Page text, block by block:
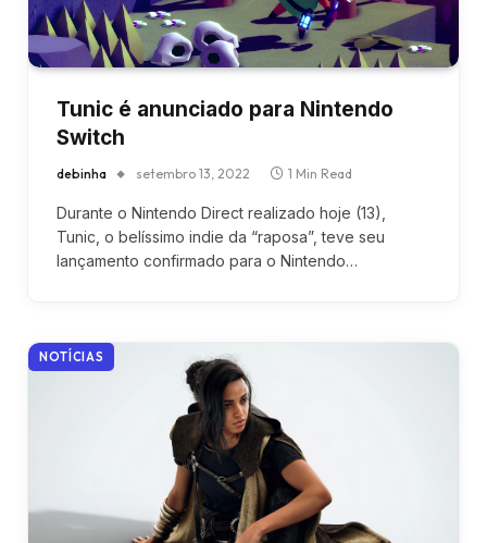
Tunic é anunciado para Nintendo
Switch
debinha setembro 13, 2022 1 Min Read
Durante o Nintendo Direct realizado hoje (13),
Tunic, o belíssimo indie da “raposa”, teve seu
lançamento confirmado para o Nintendo…
NOTÍCIAS